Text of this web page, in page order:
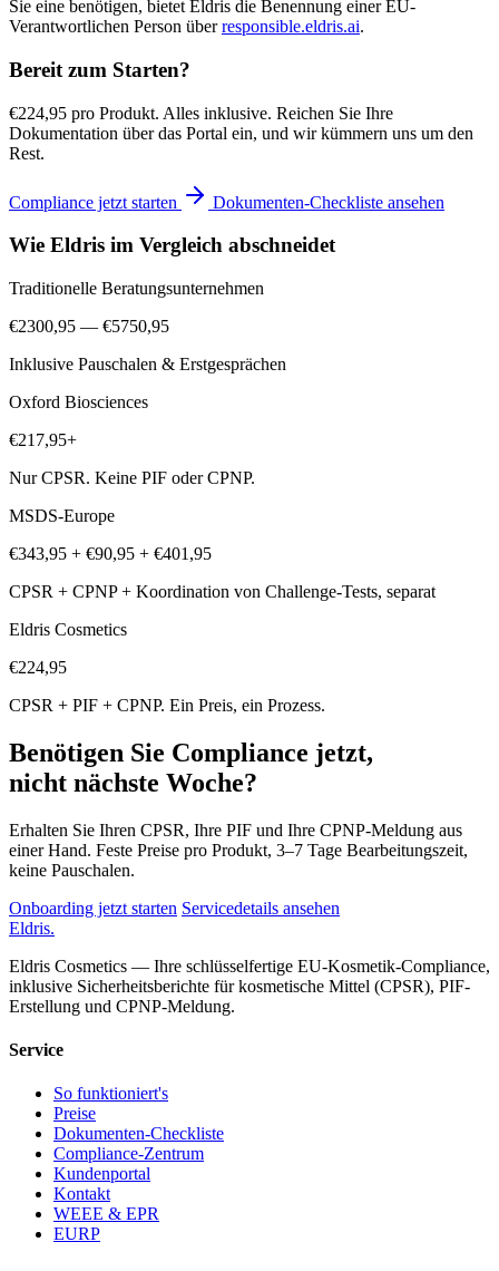
Sie eine benötigen, bietet Eldris die Benennung einer EU-
Verantwortlichen Person überresponsible.eldris.ai.
Bereit zum Starten?
€224,95 pro Produkt. Alles inklusive. Reichen Sie Ihre
Dokumentation über das Portal ein, und wir kümmern uns um den
Rest.
Compliance jetzt starten Dokumenten-Checkliste ansehen
Wie Eldris im Vergleich abschneidet
Traditionelle Beratungsunternehmen
€2300,95 — €5750,95
Inklusive Pauschalen & Erstgesprächen
Oxford Biosciences
€217,95+
Nur CPSR. Keine PIF oder CPNP.
MSDS-Europe
€343,95 + €90,95 + €401,95
CPSR + CPNP + Koordination von Challenge-Tests, separat
Eldris Cosmetics
€224,95
CPSR + PIF + CPNP. Ein Preis, ein Prozess.
Benötigen Sie Compliance jetzt,
nicht nächste Woche?
Erhalten Sie Ihren CPSR, Ihre PIF und Ihre CPNP-Meldung aus
einer Hand. Feste Preise pro Produkt, 3–7 Tage Bearbeitungszeit,
keine Pauschalen.
Onboarding jetzt starten Servicedetails ansehen
Eldris.
Eldris Cosmetics — Ihre schlüsselfertige EU-Kosmetik-Compliance,
inklusive Sicherheitsberichte für kosmetische Mittel (CPSR), PIF-
Erstellung und CPNP-Meldung.
Service
So funktioniert's
Preise
Dokumenten-Checkliste
Compliance-Zentrum
Kundenportal
Kontakt
WEEE & EPR
EURP